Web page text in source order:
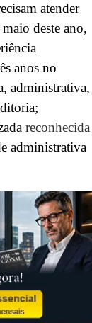
atender
maio deste ano,
anos no
administrativa,
reconhecida
administrativa